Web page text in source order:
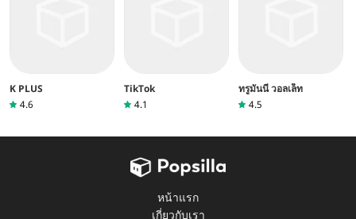
K PLUS
4.6
TikTok
4.1
ทรูมันนี่ วอลเล็ท
4.5
หน้าแรก
เกี่ยวกับเรา